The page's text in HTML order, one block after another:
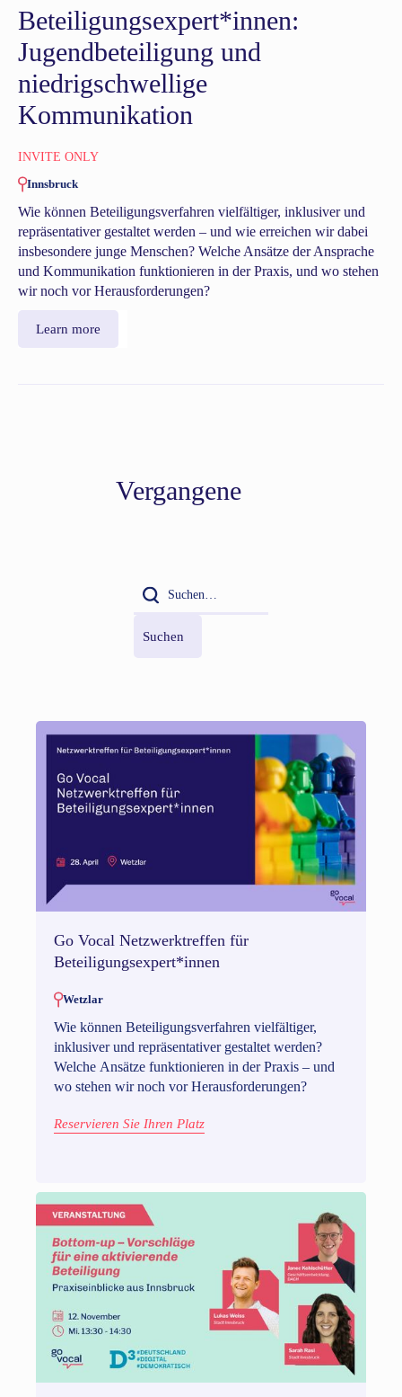
Beteiligungsexpert*innen:
Jugendbeteiligung und
niedrigschwellige
Kommunikation
INVITE ONLY
Innsbruck
Wie können Beteiligungsverfahren vielfältiger, inklusiver und
repräsentativer gestaltet werden – und wie erreichen wir dabei
insbesondere junge Menschen? Welche Ansätze der Ansprache
und Kommunikation funktionieren in der Praxis, und wo stehen
wir noch vor Herausforderungen?
Learn more
Vergangene
Go Vocal Netzwerktreffen für
Beteiligungsexpert*innen
Wetzlar
Wie können Beteiligungsverfahren vielfältiger,
inklusiver und repräsentativer gestaltet werden?
Welche Ansätze funktionieren in der Praxis – und
wo stehen wir noch vor Herausforderungen?
Reservieren Sie Ihren Platz